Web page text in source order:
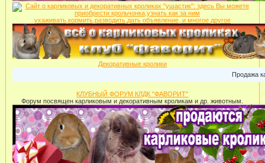
Декоративные кролики
Продажа
КЛУБНЫЙ ФОРУМ КЛДК "ФАВОРИТ"
Форум посвящен карликовым и декоративным кроликам и др. животным.